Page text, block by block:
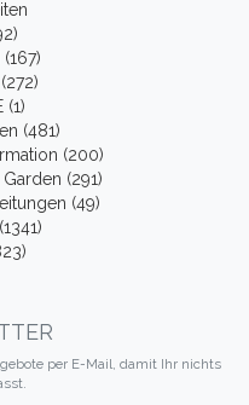
(1)
(481)
(200)
(291)
(49)
per E-Mail, damit Ihr nichts